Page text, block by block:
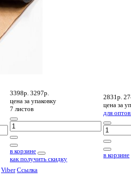
3398р. 3297р.
цена за упаковку
7 листов
в корзине
как получить скидку
2831р.
цена за
для
в корзине
Viber Ссылка